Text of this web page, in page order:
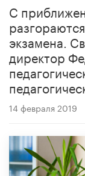
С
экзамена.
директор
14 февраля 2019